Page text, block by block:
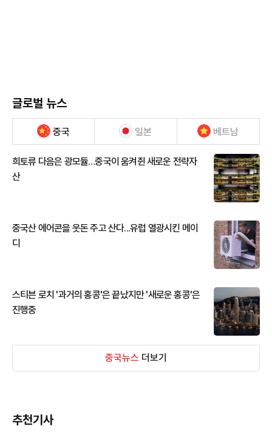
글로벌 뉴스
중국 일본 베트남
희토류 다음은 광모듈…중국이 움켜쥔 새로운 전략자
산
중국산 에어콘을 웃돈 주고 산다...유럽 열광시킨 메이
디
스티븐 로치 '과거의 홍콩'은 끝났지만 '새로운 홍콩'은
진행중
중국뉴스 더보기
추천기사